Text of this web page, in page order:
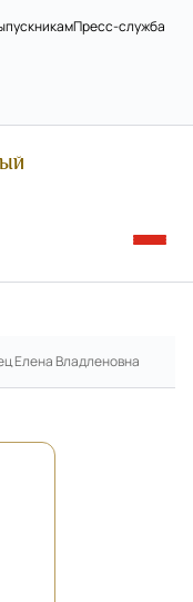
Пресс-служба
Елена Владленовна